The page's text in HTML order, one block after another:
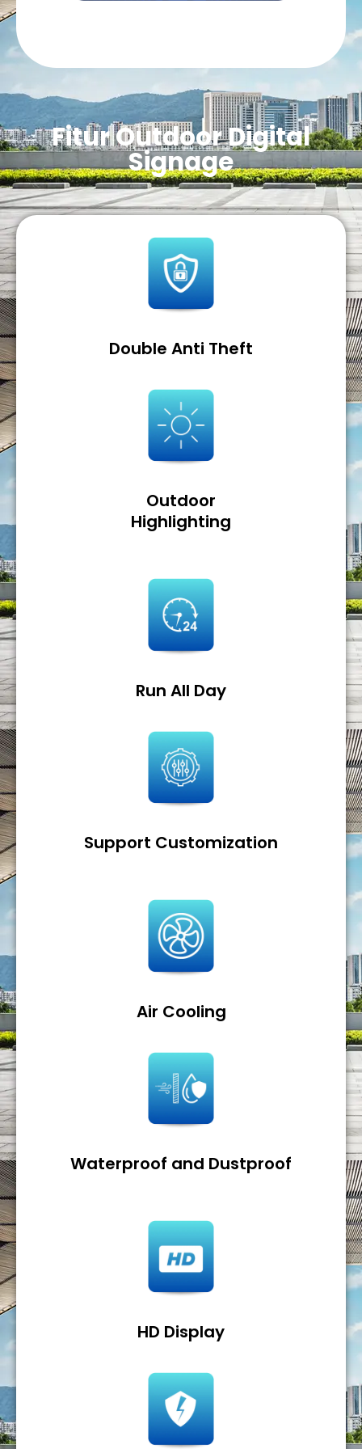
Fitur Outdoor Digital
Signage
Double Anti Theft
Outdoor
Highlighting
Run All Day
Support Customization
Air Cooling
Waterproof and Dustproof
HD Display